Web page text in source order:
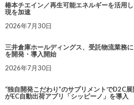
椿本チエイン／再生可能エネルギーを活用
現を加速
2026年7月30日
三井倉庫ホールディングス、受託物流業務
を開発・導入開始
2026年7月30日
“独自開発こだわり”のサプリメントでD2C
がEC自動出荷アプリ「シッピーノ」を導入